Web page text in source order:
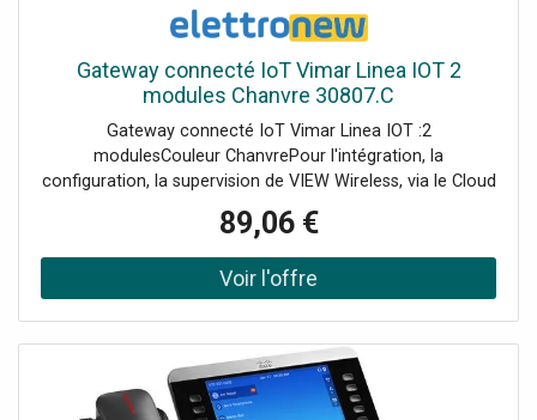
Gateway connecté IoT Vimar Linea IOT 2
modules Chanvre 30807.C
Gateway connecté IoT Vimar Linea IOT :2
modulesCouleur ChanvrePour l'intégration, la
configuration, la supervision de VIEW Wireless, via le Cloud
et l'application pour smartphones, tablettes.Alimentation
100-240 V 50/60 Hz La passerelle est un dispositif Wi-Fi à
technologie Bluetooth qui permet de dialoguer avec les
dispositifs sans fil pour permettre la configuration, la
gère la technologie Bluetooth Mesh et qui reçoit la
configuration du système via l'application View
Wireless. La présence d'une connectivité wifi est
89,06 €